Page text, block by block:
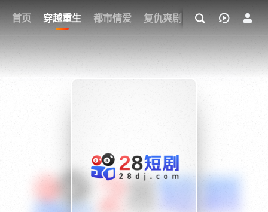
首页 穿越重生 都市情爱 复仇爽剧 玄幻武侠 奇幻
我的观影记录